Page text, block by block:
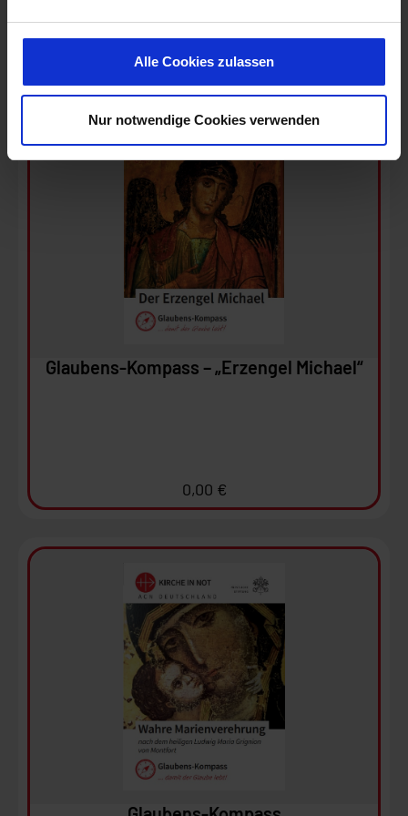
Europäischen Gerichtshofs die USA derzeit kein mit der
EU vergleichbares Datenschutzniveau haben und das
Risiko der unbemerkten Datenverarbeitung durch
staatliche Stelle besteht. Weitere Informationen finden
Alle Cookies zulassen
Nur notwendige Cookies verwenden
0,00€
Glaubens-Kompass – „Erzengel Michael“
0,00 €
Ansehen
In den Warenkorb
Ansehen